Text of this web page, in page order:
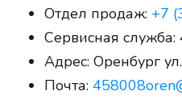
Отдел продаж: +7
Сервисная служба:
Адрес: Оренбург
Почта: